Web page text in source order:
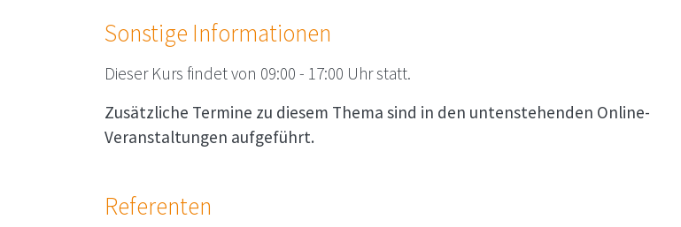
Sonstige Informationen
Dieser Kurs findet von 09:00 - 17:00 Uhr statt.
Zusätzliche Termine zu diesem Thema sind in den untenstehenden Online-
Veranstaltungen aufgeführt.
Referenten